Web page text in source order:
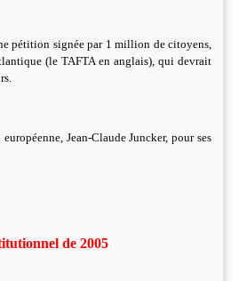
pétition signée par 1 million de citoyens,
(le TAFTA en anglais), qui devrait
Jean-Claude Juncker, pour ses
de 2005